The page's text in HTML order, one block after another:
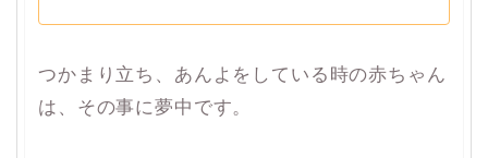
つかまり立ち、あんよをしている時の赤ちゃん
は、その事に夢中です。